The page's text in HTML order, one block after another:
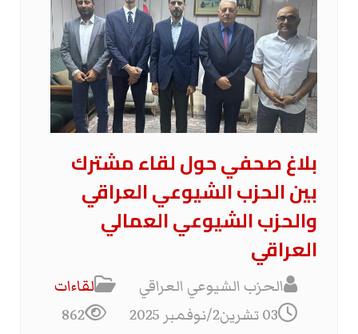
بلاغ صحفي حول لقاء مشترك
بين الحزب الشيوعي العراقي
والحزب الشيوعي العمالي
العراقي
الحزب الشيوعي العراقي
لقاءات
03 تشرين2/نوفمبر 2025
862